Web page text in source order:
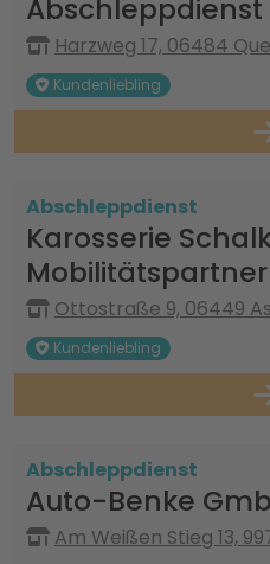
Abschleppdienst
Harzweg 17, 06484
Kundenliebling
Abschleppdienst
Karosserie
Mobilitätspartner
Ottostraße 9, 06449
Kundenliebling
Abschleppdienst
Auto-Benke
Am Weißen Stieg 13,